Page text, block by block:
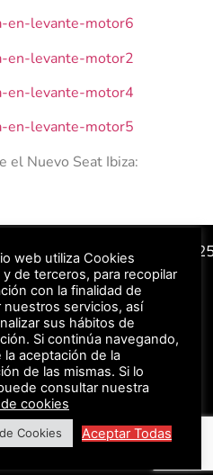
el Nuevo Seat Ibiza:
para
a ferias
por Feria
obtener tu
en tarifas
durante
Aviso Legal –
de Privacidad
© Feria Valencia, todos
los derechos reservados
web utiliza Cookies
y de terceros, para recopilar
con la finalidad de
nuestros servicios, así
sus hábitos de
Si continúa navegando,
la aceptación de la
de las mismas. Si lo
consultar nuestra
cookies
Cookies Aceptar Todas